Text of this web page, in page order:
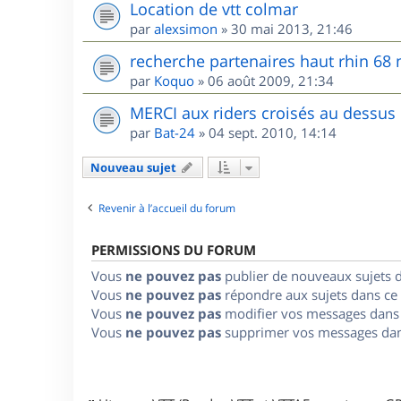
Location de vtt colmar
par alexsimon » 30 mai 2013, 21:46
recherche partenaires haut rhin 68
par Koquo » 06 août 2009, 21:34
MERCI aux riders croisés au dessus
par Bat-24 » 04 sept. 2010, 14:14
Nouveau sujet
Revenir à l’accueil du forum
PERMISSIONS DU FORUM
Vous ne pouvez pas publier de nouveaux sujets
Vous ne pouvez pas répondre aux sujets dans
Vous ne pouvez pas modifier vos messages
Vous ne pouvez pas supprimer vos messages